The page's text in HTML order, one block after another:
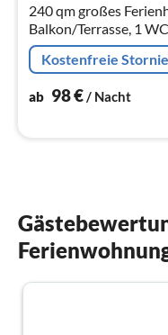
240 qm großes
Balkon/Terrasse, 1
Dusche, eins mit
Wohnzimmer,
Kostenfreie
ab 98€ / Nacht